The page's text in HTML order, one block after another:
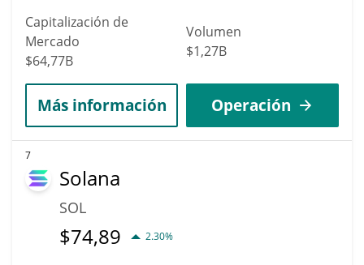
Capitalización de
Mercado
$64,77B
Volumen
$1,27B
Más información Operación
7
Solana
SOL
$74,89 2.30%